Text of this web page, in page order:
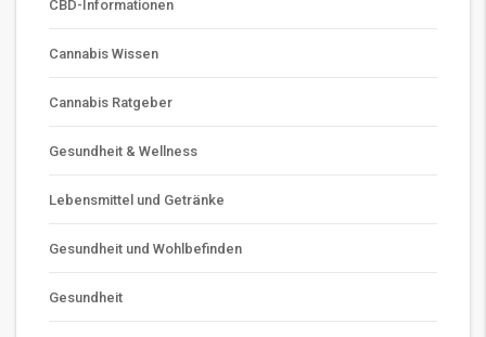
CBD-Informationen
Cannabis Wissen
Cannabis Ratgeber
Gesundheit & Wellness
Lebensmittel und Getränke
Gesundheit und Wohlbefinden
Gesundheit